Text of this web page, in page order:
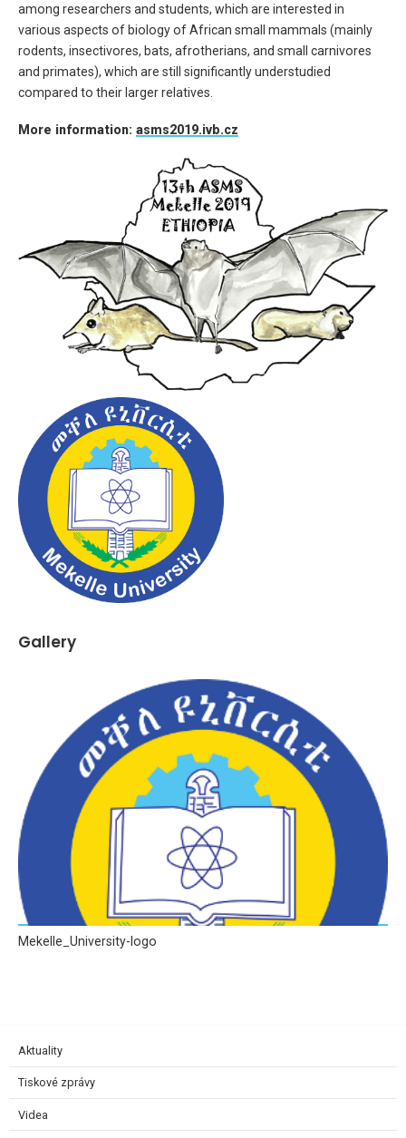
among researchers and students, which are interested in
various aspects of biology of African small mammals (mainly
rodents, insectivores, bats, afrotherians, and small carnivores
and primates), which are still significantly understudied
compared to their larger relatives.
More information: asms2019.ivb.cz
Gallery
Mekelle_University-logo
Aktuality
Tiskové zprávy
Videa